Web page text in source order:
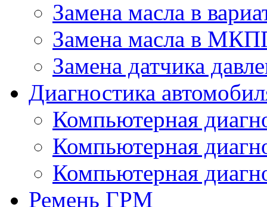
Замена масла в
Замена масла в
Замена датчика
Диагностика
Компьютерная
Компьютерная
Компьютерная
Ремень ГРМ